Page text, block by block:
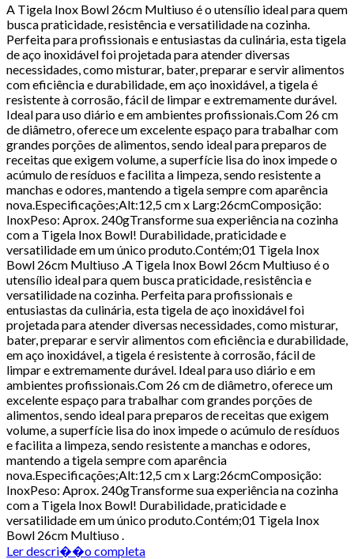
A Tigela Inox Bowl 26cm Multiuso é o utensílio ideal para quem
busca praticidade, resistência e versatilidade na cozinha.
Perfeita para profissionais e entusiastas da culinária, esta tigela
de aço inoxidável foi projetada para atender diversas
necessidades, como misturar, bater, preparar e servir alimentos
com eficiência e durabilidade, em aço inoxidável, a tigela é
resistente à corrosão, fácil de limpar e extremamente durável.
Ideal para uso diário e em ambientes profissionais.Com 26 cm
de diâmetro, oferece um excelente espaço para trabalhar com
grandes porções de alimentos, sendo ideal para preparos de
receitas que exigem volume, a superfície lisa do inox impede o
acúmulo de resíduos e facilita a limpeza, sendo resistente a
manchas e odores, mantendo a tigela sempre com aparência
nova.Especificações;Alt:12,5 cm x Larg:26cmComposição:
InoxPeso: Aprox. 240gTransforme sua experiência na cozinha
com a Tigela Inox Bowl! Durabilidade, praticidade e
versatilidade em um único produto.Contém;01 Tigela Inox
Bowl 26cm Multiuso .A Tigela Inox Bowl 26cm Multiuso é o
utensílio ideal para quem busca praticidade, resistência e
versatilidade na cozinha. Perfeita para profissionais e
entusiastas da culinária, esta tigela de aço inoxidável foi
projetada para atender diversas necessidades, como misturar,
bater, preparar e servir alimentos com eficiência e durabilidade,
em aço inoxidável, a tigela é resistente à corrosão, fácil de
limpar e extremamente durável. Ideal para uso diário e em
ambientes profissionais.Com 26 cm de diâmetro, oferece um
excelente espaço para trabalhar com grandes porções de
alimentos, sendo ideal para preparos de receitas que exigem
volume, a superfície lisa do inox impede o acúmulo de resíduos
e facilita a limpeza, sendo resistente a manchas e odores,
mantendo a tigela sempre com aparência
nova.Especificações;Alt:12,5 cm x Larg:26cmComposição:
InoxPeso: Aprox. 240gTransforme sua experiência na cozinha
com a Tigela Inox Bowl! Durabilidade, praticidade e
versatilidade em um único produto.Contém;01 Tigela Inox
Bowl 26cm Multiuso .
Ler descri��o completa